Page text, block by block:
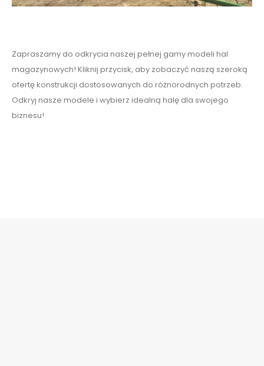
Zapraszamy do odkrycia naszej pełnej gamy modeli hal
magazynowych! Kliknij przycisk, aby zobaczyć naszą szeroką
ofertę konstrukcji dostosowanych do różnorodnych potrzeb.
Odkryj nasze modele i wybierz idealną halę dla swojego
biznesu!